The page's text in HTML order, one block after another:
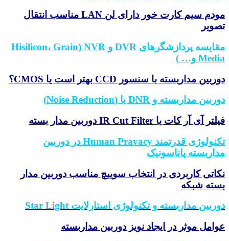
مودم سیم کارت خور دارای لن LAN مناسب انتقال
تصویر
مقایسه پردازشگرهای DVR و NVR (Hisilicon، Grain
Media و… )
دوربین مداربسته با سنسور CCD بهتر است یا CMOS؟
دوربین مداربسته و DNR یا (Noise Reduction)
فیلتر آی آر کات یا IR Cut Filter دوربین مدار بسته
تکنولوژی قدرتمند Human Pravacy در دوربین
مداربسته پاناسونیک
نکاتی کاربردی در انتخاب سوییچ مناسب دوربین مدار
بسته شبکه
دوربین مداربسته و تکنولوژی استارلایت Star Light
عوامل موثر در ایجاد نویز دوربین مداربسته